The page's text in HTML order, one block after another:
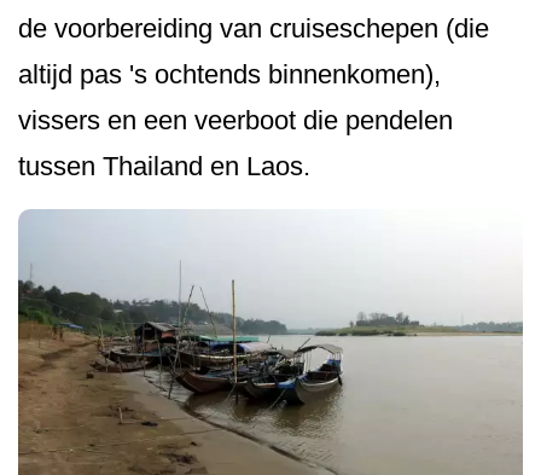
de voorbereiding van cruiseschepen (die
altijd pas 's ochtends binnenkomen),
vissers en een veerboot die pendelen
tussen Thailand en Laos.